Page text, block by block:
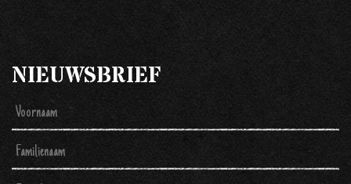
NIEUWSBRIEF